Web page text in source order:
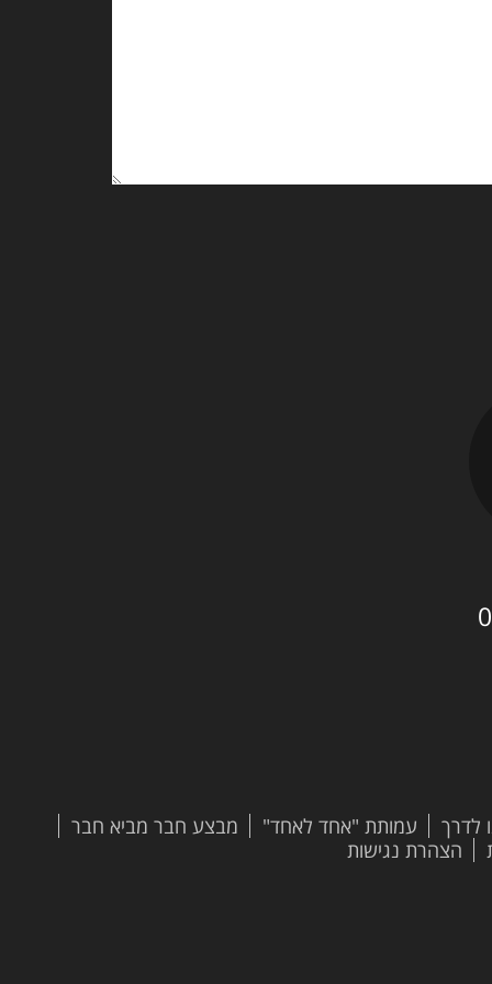
לדרך עמותת "אחד לאחד"
מבצע חבר מביא חבר
הצהרת נגישות